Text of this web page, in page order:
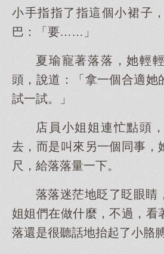
小手指指了指這個小裙子
巴：「要……」
夏瑜寵著落落，她輕
頭，說道：「拿一個合適她
試一試。」
店員小姐姐連忙點頭
去，而是叫來另一個同事，
尺，給落落量一下。
落落迷茫地眨了眨眼睛
姐姐們在做什麼，不過，看
落還是很聽話地抬起了小胳膊